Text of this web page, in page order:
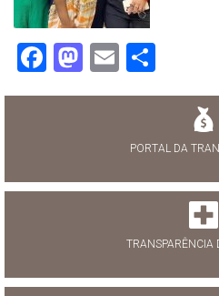
Facebook
Mastodon
Email
PORTAL DA
TRANSPARÊNCIA